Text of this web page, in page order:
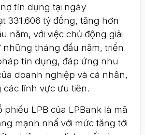
tín dụng tại ngày
331.606 tỷ đồng, tăng hơn
năm, với việc chủ động giải
tháng đầu năm, triển
tín dụng, đáp ứng nhu
doanh nghiệp và cá nhân,
các lĩnh vực ưu tiên.
phiếu LPB của LPBank là mã
mạnh nhấ với mức tăng tới